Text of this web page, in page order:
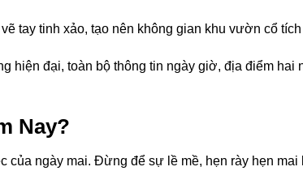
tay tinh xảo, tạo nên không gian khu vườn cổ
đại, toàn bộ thông tin ngày giờ, địa điểm hai
Nay?
của ngày mai. Đừng để sự lề mề, hẹn rày hẹn